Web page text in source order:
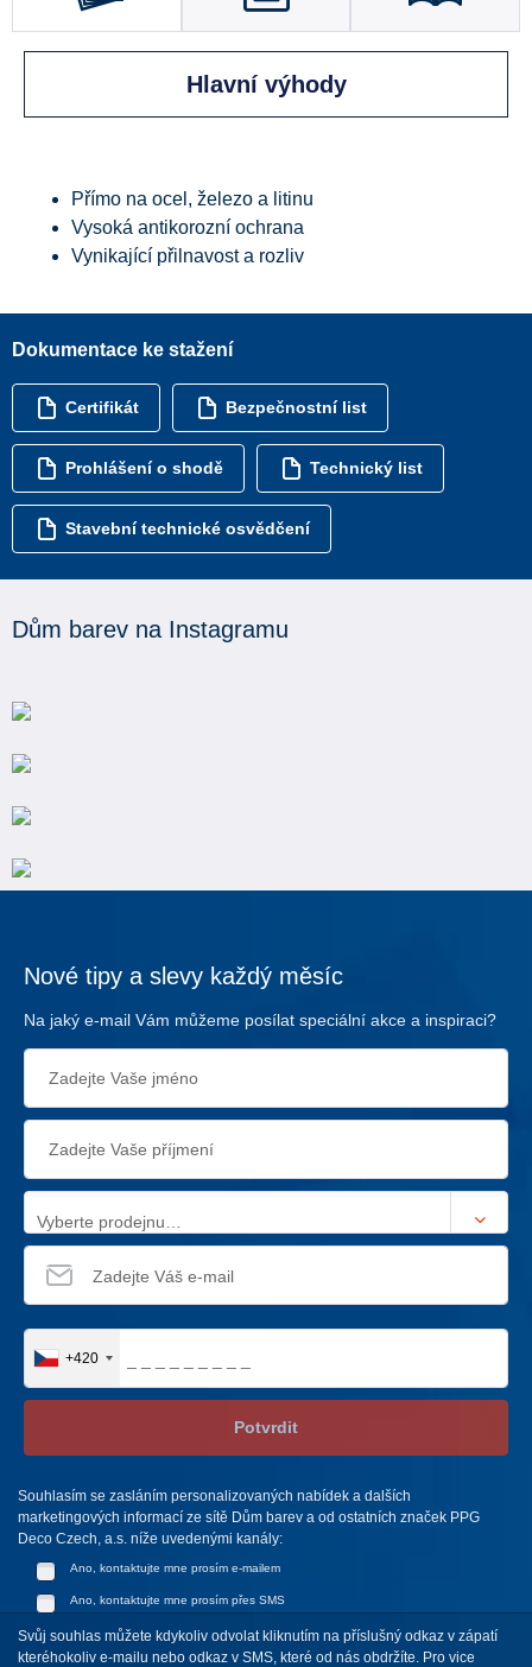
Hlavní výhody
Přímo na ocel, železo a litinu
Vysoká antikorozní ochrana
Vynikající přilnavost a rozliv
Dokumentace ke stažení
Certifikát Bezpečnostní list
Prohlášení o shodě Technický list
Stavební technické osvědčení
Dům barev na Instagramu
Nové tipy a slevy každý měsíc
Na jaký e-mail Vám můžeme posílat speciální akce a inspiraci?
Vyberte prodejnu…
+420
Potvrdit
Souhlasím se zasláním personalizovaných nabídek a dalších
marketingových informací ze sítě Dům barev a od ostatních značek PPG
Deco Czech, a.s. níže uvedenými kanály:
Ano, kontaktujte mne prosím e-mailem
Ano, kontaktujte mne prosím přes SMS
Svůj souhlas můžete kdykoliv odvolat kliknutím na příslušný odkaz v zápatí
kteréhokoliv e-mailu nebo odkaz v SMS, které od nás obdržíte. Pro vice